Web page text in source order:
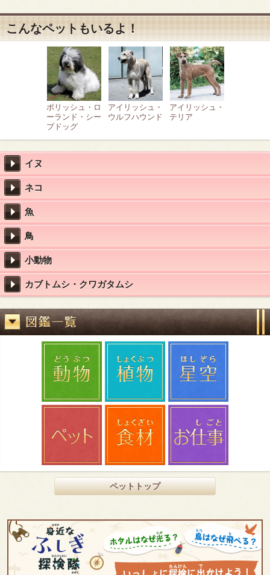
こんなペットもいるよ！
ポリッシュ・ロ
ーランド・シー
プドッグ
アイリッシュ・
ウルフハウンド
アイリッシュ・
テリア
イヌ
ネコ
魚
鳥
小動物
カブトムシ・クワガタムシ
ペットトップ